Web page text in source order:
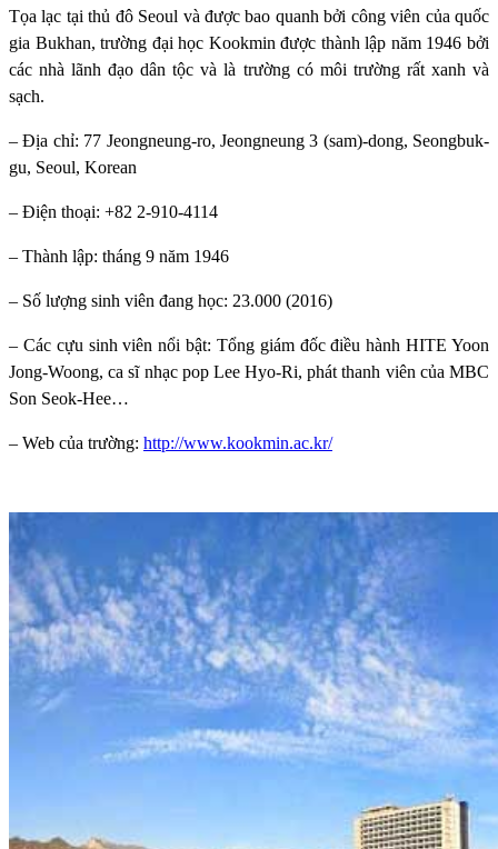
Tọa lạc tại thủ đô Seoul và được bao quanh bởi công viên của quốc
gia Bukhan, trường đại học Kookmin được thành lập năm 1946 bởi
các nhà lãnh đạo dân tộc và là trường có môi trường rất xanh và
sạch.
– Địa chỉ: 77 Jeongneung-ro, Jeongneung 3 (sam)-dong, Seongbuk-
gu, Seoul, Korean
– Điện thoại: +82 2-910-4114
– Thành lập: tháng 9 năm 1946
– Số lượng sinh viên đang học: 23.000 (2016)
– Các cựu sinh viên nổi bật: Tổng giám đốc điều hành HITE Yoon
Jong-Woong, ca sĩ nhạc pop Lee Hyo-Ri, phát thanh viên của MBC
Son Seok-Hee…
– Web của trường: http://www.kookmin.ac.kr/